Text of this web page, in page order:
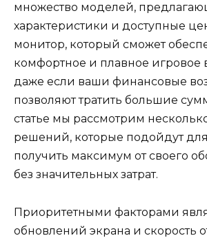
множество моделей,
характеристики и доступные
монитор, который сможет
комфортное и плавное игровое
даже если ваши финансовые
позволяют тратить большие
статье мы рассмотрим
решений, которые подойдут для
получить максимум от своего
без значительных затрат.
Приоритетными факторами
обновлений экрана и скорость